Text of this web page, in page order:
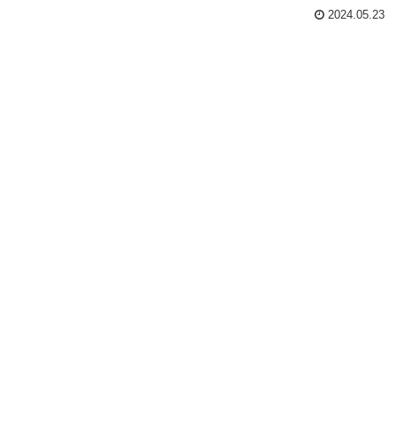
2024.05.23